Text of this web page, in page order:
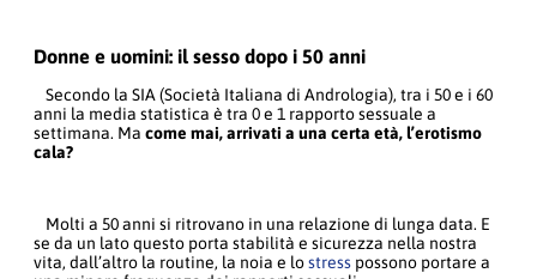
Donne e uomini: il sesso dopo i 50 anni
Secondo la SIA (Società Italiana di Andrologia), tra i 50 e i 60
anni la media statistica è tra 0 e 1 rapporto sessuale a
settimana. Ma come mai, arrivati a una certa età, l’erotismo
cala?
Molti a 50 anni si ritrovano in una relazione di lunga data. E
se da un lato questo porta stabilità e sicurezza nella nostra
vita, dall’altro la routine, la noia e lostress possono portare a